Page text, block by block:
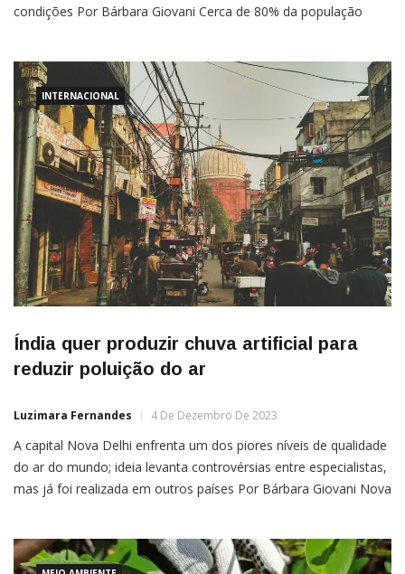
condições Por Bárbara Giovani Cerca de 80% da população
na revista Stroke demonstra que isso pode […]
INTERNACIONAL
Índia quer produzir chuva artificial para
reduzir poluição do ar
Luzimara Fernandes 4 De Dezembro De 2023
A capital Nova Delhi enfrenta um dos piores níveis de qualidade
do ar do mundo; ideia levanta controvérsias entre especialistas,
mas já foi realizada em outros países Por Bárbara Giovani Nova
à toa: […]